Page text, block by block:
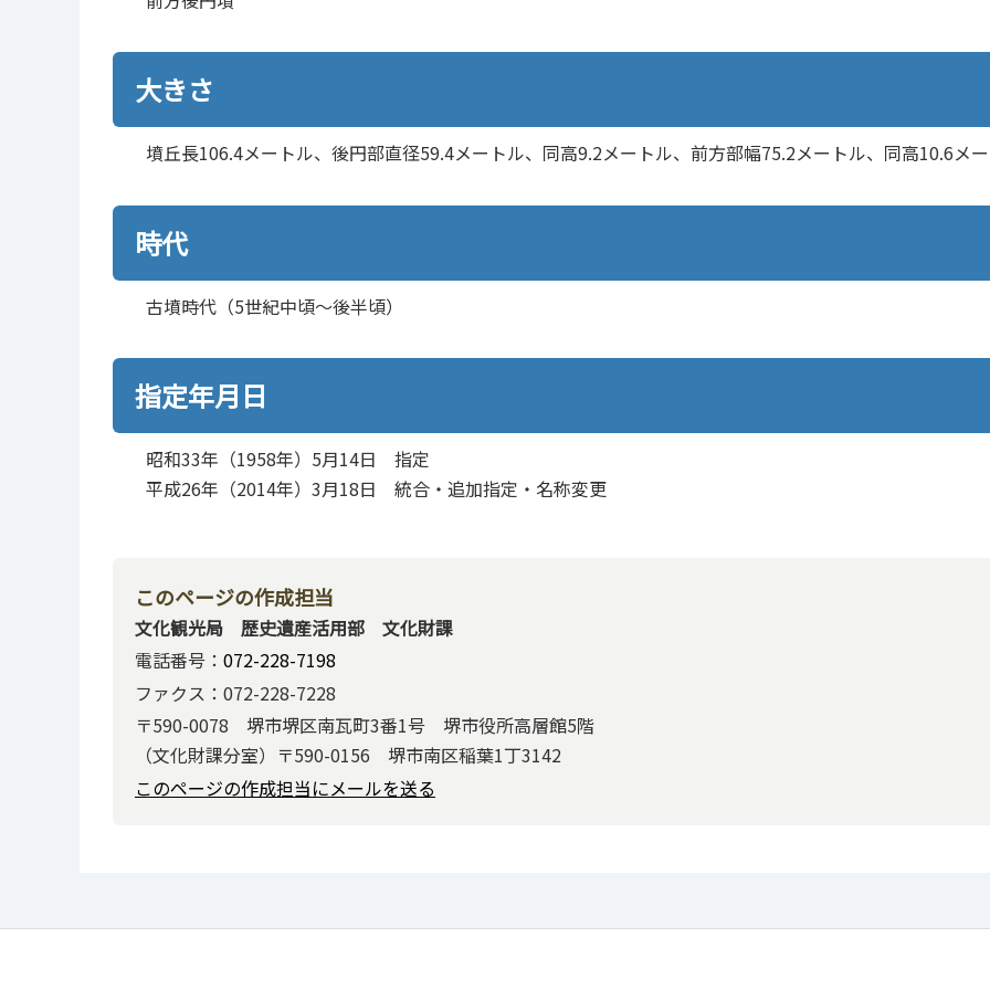
大きさ
墳丘長106.4メートル、後円部直径59.4メートル、同高9.2メートル、前方部幅75.2メートル、同高10.6メ
時代
古墳時代（5世紀中頃～後半頃）
指定年月日
昭和33年（1958年）5月14日 指定
平成26年（2014年）3月18日 統合・追加指定・名称変更
このページの作成担当
文化観光局 歴史遺産活用部 文化財課
電話番号： 072-228-7198
ファクス：072-228-7228
〒590-0078 堺市堺区南瓦町3番1号 堺市役所高層館5階
（文化財課分室）〒590-0156 堺市南区稲葉1丁3142
このページの作成担当にメールを送る